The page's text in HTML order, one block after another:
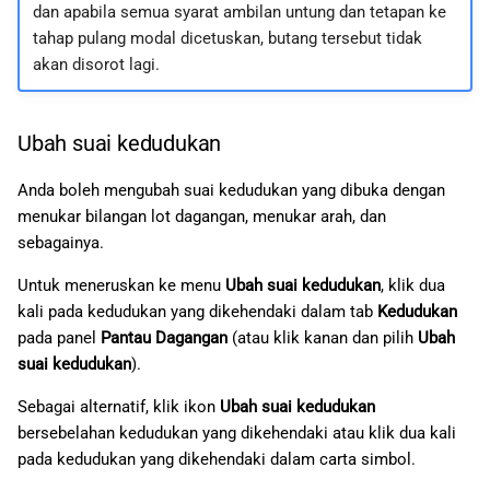
dan apabila semua syarat ambilan untung dan tetapan ke
tahap pulang modal dicetuskan, butang tersebut tidak
akan disorot lagi.
Ubah suai kedudukan
Anda boleh mengubah suai kedudukan yang dibuka dengan
menukar bilangan lot dagangan, menukar arah, dan
sebagainya.
Untuk meneruskan ke menu Ubah suai kedudukan, klik dua
kali pada kedudukan yang dikehendaki dalam tab Kedudukan
pada panel Pantau Dagangan (atau klik kanan dan pilih Ubah
suai kedudukan).
Sebagai alternatif, klik ikon Ubah suai kedudukan
bersebelahan kedudukan yang dikehendaki atau klik dua kali
pada kedudukan yang dikehendaki dalam carta simbol.